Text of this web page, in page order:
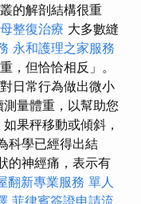
的解剖結構很重
整復治療 大多數縫
永和護理之家服務
，但恰恰相反」。
日常行為做出微小
量體重，以幫助您
如果秤移動或傾斜，
科學已經得出結
的神經痛，表示有
翻新專業服務 單人
菲律賓簽證申請流